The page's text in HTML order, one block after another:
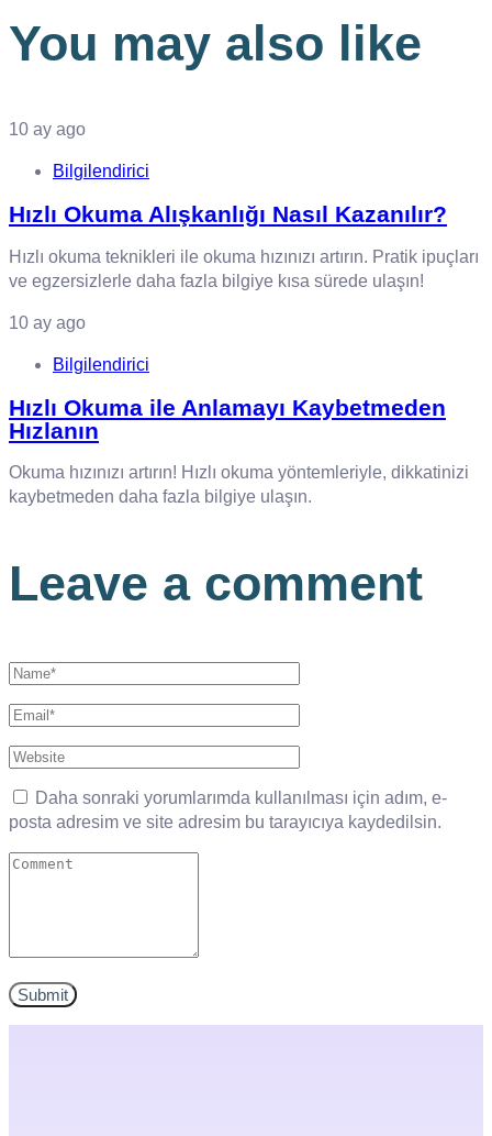
You may also like
10 ay ago
Bilgilendirici
Hızlı Okuma Alışkanlığı Nasıl Kazanılır?
Hızlı okuma teknikleri ile okuma hızınızı artırın. Pratik ipuçları
ve egzersizlerle daha fazla bilgiye kısa sürede ulaşın!
10 ay ago
Bilgilendirici
Hızlı Okuma ile Anlamayı Kaybetmeden
Hızlanın
Okuma hızınızı artırın! Hızlı okuma yöntemleriyle, dikkatinizi
kaybetmeden daha fazla bilgiye ulaşın.
Leave a comment
Daha sonraki yorumlarımda kullanılması için adım, e-
posta adresim ve site adresim bu tarayıcıya kaydedilsin.